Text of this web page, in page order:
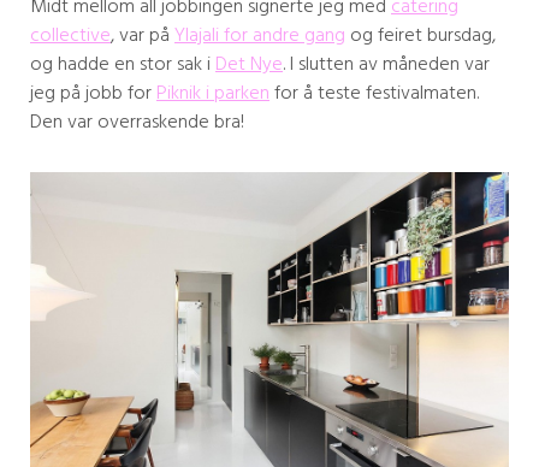
collective, var påYlajali for andre gang og feiret bursdag,
og hadde en stor sak iDet Nye. I slutten av måneden var
jeg på jobb forPiknik i parkenfor å teste festivalmaten.
Den var overraskende bra!